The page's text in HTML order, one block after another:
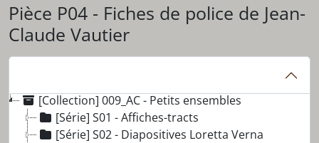
Pièce P04 - Fiches de police de Jean-
Claude Vautier
[Collection] 009_AC - Petits ensembles
[Série] S01 - Affiches-tracts
[Série] S02 - Diapositives Loretta Verna